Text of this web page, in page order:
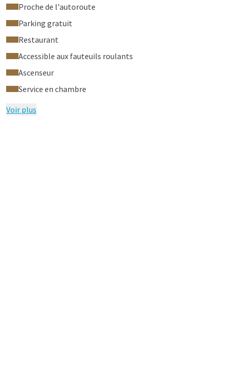
Proche de l'autoroute
Parking gratuit
Restaurant
Accessible aux fauteuils roulants
Ascenseur
Service en chambre
Voir plus